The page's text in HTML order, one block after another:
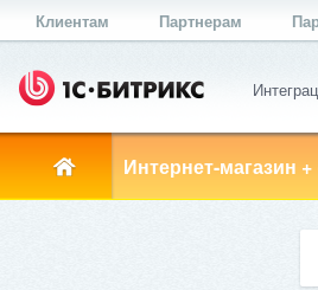
Клиентам Партнерам
Интернет-магазин